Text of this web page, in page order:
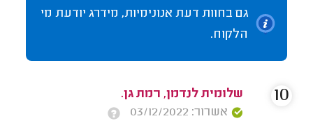
גם בחוות דעת אנונימיות, מידרג יודעת מי
הלקוח.
שלומית לנדמן, רמת גן.
אשרור: 03/12/2022
10